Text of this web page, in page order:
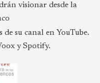
visionar desde la
de su canal en YouTube.
y Spotify.